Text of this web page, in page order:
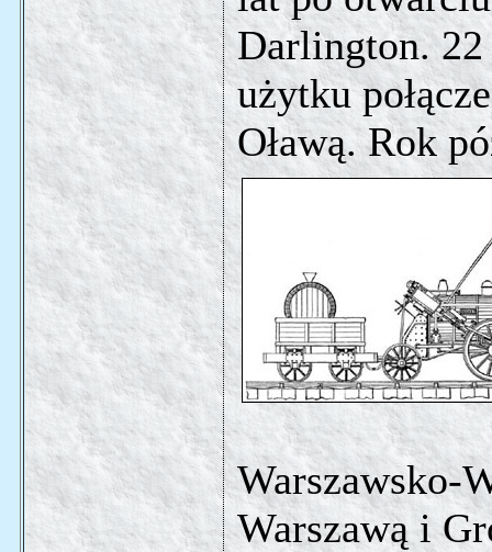
Darlington. 22
użytku
Oławą. Rok
Warszawsko-
Warszawą i